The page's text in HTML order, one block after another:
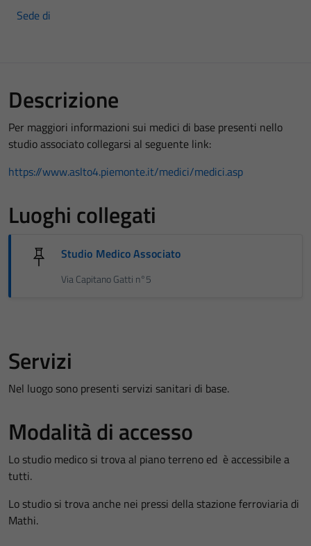
Sede di
Descrizione
Per maggiori informazioni sui medici di base presenti nello
studio associato collegarsi al seguente link:
https://www.aslto4.piemonte.it/medici/medici.asp
Luoghi collegati
Studio Medico Associato
Via Capitano Gatti n°5
Servizi
Nel luogo sono presenti servizi sanitari di base.
Modalità di accesso
Lo studio medico si trova al piano terreno ed è accessibile a
tutti.
Lo studio si trova anche nei pressi della stazione ferroviaria di
Mathi.